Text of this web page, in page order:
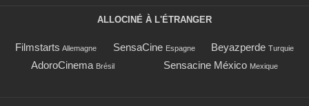
ALLOCINÉ À L'ÉTRANGER
Filmstarts Allemagne SensaCine Espagne Beyazperde Turquie
AdoroCinema Brésil Sensacine México Mexique